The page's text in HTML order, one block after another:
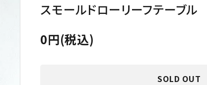
スモールドローリーフテーブル
0円(税込)
SOLD OUT